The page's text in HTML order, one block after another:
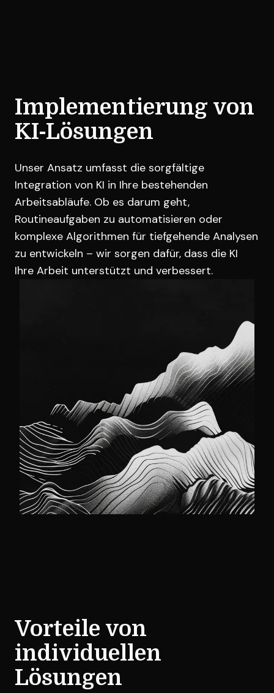
Implementierung von
KI-Lösungen
Unser Ansatz umfasst die sorgfältige
Integration von KI in Ihre bestehenden
Arbeitsabläufe. Ob es darum geht,
Routineaufgaben zu automatisieren oder
komplexe Algorithmen für tiefgehende Analysen
zu entwickeln – wir sorgen dafür, dass die KI
Ihre Arbeit unterstützt und verbessert.
Vorteile von
individuellen
Lösungen